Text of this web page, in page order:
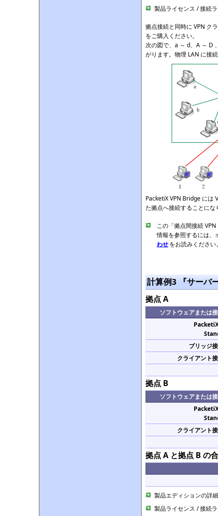
製品ライセンス / 接続
拠点接続と同時に VPN ク
をご購入ください。
次の図で、a ～ d、A ～ D
がります。物理 LAN に接
PacketiX VPN Bridge には
た拠点へ接続することにな
この「拠点間接続
情報を参照するには、
わせをお読みください
計算例3 『サーバ
拠点 A
ソフトウェアまたは
ブリッジ
クライアント
拠点 B
ソフトウェアまたは
クライアント
拠点 A と拠点 B の
製品エディションの詳
製品ライセンス / 接続